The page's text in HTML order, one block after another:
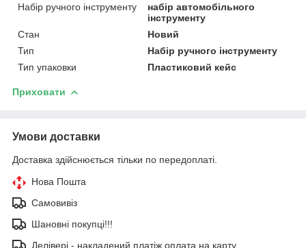
Набір ручного інструменту
набір автомобільного
інструменту
Стан
Новий
Тип
Набір ручного інструменту
Тип упаковки
Пластиковий кейс
Приховати
Умови доставки
Доставка здійснюється тільки по передоплаті.
Нова Пошта
Самовивіз
Шановні покупці!!!
Делівері - накладений платіж оплата на карту